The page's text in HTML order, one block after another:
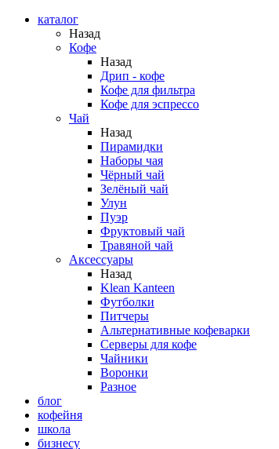
каталог
Назад
Кофе
Назад
Дрип - кофе
Кофе для фильтра
Кофе для эспрессо
Чай
Назад
Пирамидки
Наборы чая
Чёрный чай
Зелёный чай
Улун
Пуэр
Фруктовый чай
Травяной чай
Аксессуары
Назад
Klean Kanteen
Футболки
Питчеры
Альтернативные кофеварки
Серверы для кофе
Чайники
Воронки
Разное
блог
кофейня
школа
бизнесу